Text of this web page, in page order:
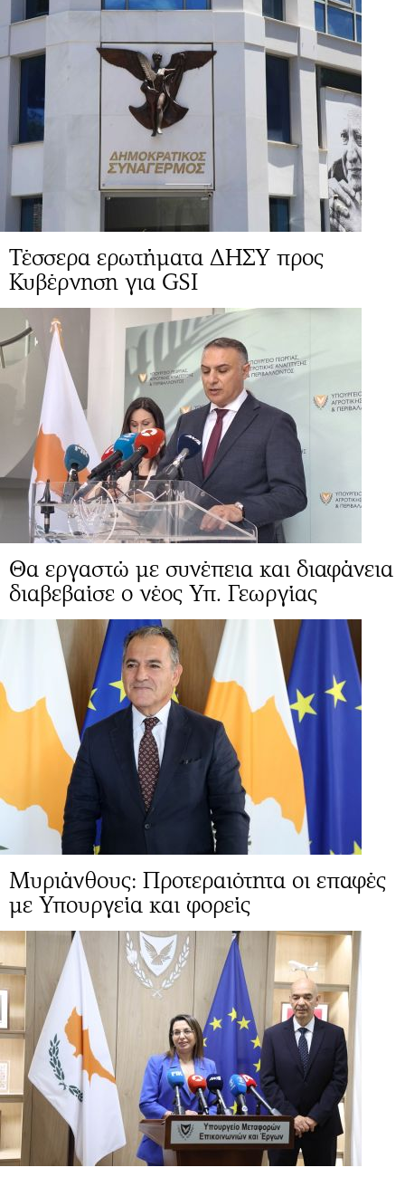
Τέσσερα ερωτήματα ΔΗΣΥ προς
Κυβέρνηση για GSI
Θα εργαστώ με συνέπεια και διαφάνεια
διαβεβαίσε ο νέος Υπ. Γεωργίας
Μυριάνθους: Προτεραιότητα οι επαφές
με Υπουργεία και φορείς